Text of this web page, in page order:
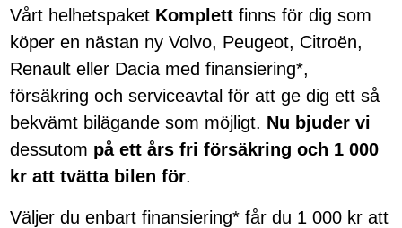
Vårt helhetspaket Komplettfinns för dig som
köper en nästan ny Volvo, Peugeot, Citroën,
Renault eller Dacia med finansiering*,
försäkring och serviceavtal för att ge dig ett så
bekvämt bilägande som möjligt. Nu bjuder vi
dessutom på ett års fri försäkring och 1 000
kr att tvätta bilen för.
Väljer du enbart finansiering* får du 1 000 kr att